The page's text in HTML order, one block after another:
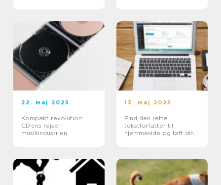
22. maj 2025
Kompakt revolution:
CD’ens rejse i
musikindustrien
13. maj 2025
Find den rette
tekstforfatter til
hjemmeside og løft din